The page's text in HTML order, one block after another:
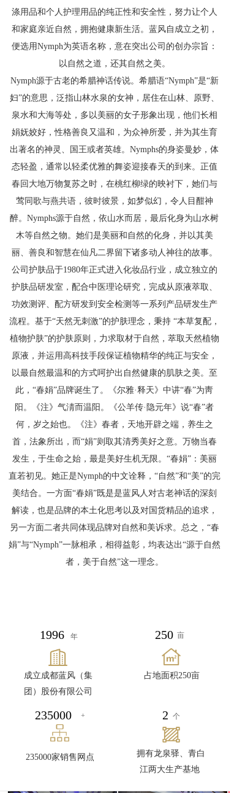
涤用品和个人护理用品的纯正性和安全性，努力让个人
和家庭亲近自然，拥抱健康新生活。蓝风自成立之初，
便选用Nymph为英语名称，意在突出公司的创办宗旨：
以自然之道，还其自然之美。
Nymph源于古老的希腊神话传说。希腊语“Nymph”是“新
妇”的意思，泛指山林水泉的女神，居住在山林、原野、
泉水和大海等处，多以美丽的女子形象出现，他们长相
娟妩姣好，性格善良又温和，为众神所爱，并为其生育
出著名的神灵、国王或者英雄。Nymphs的身姿曼妙，体
态轻盈，通常以轻柔优雅的舞姿迎接春天的到来。正值
春回大地万物复苏之时，在桃红柳绿的映衬下，她们与
莺同歌与燕共语，彼时彼景，如梦似幻，令人目酣神
醉。Nymphs源于自然，依山水而居，最后化身为山水树
木等自然之物。她们是美丽和自然的化身，并以其美
丽、善良和智慧在仙凡二界留下诸多动人神往的故事。
公司护肤品于1980年正式进入化妆品行业，成立独立的
护肤品研发室，配合中医理论研究，完成从原液萃取、
功效测评、配方研发到安全检测等一系列产品研发生产
流程。基于“天然无刺激”的护肤理念，秉持 “本草复配，
植物护肤”的护肤原则，力求取材于自然，萃取天然植物
原液，并运用高科技手段保证植物精华的纯正与安全，
以最自然最温和的方式呵护出自然健康的肌肤之美。至
此，“春娟”品牌诞生了。《尔雅·释天》中讲“春”为靑
阳。《注》气淸而温阳。《公羊传·隐元年》说“春”者
何，岁之始也。《注》春者，天地开辟之端，养生之
首，法象所出，而“娟”则取其清秀美好之意。万物当春
发生，于生命之始，最是美好生机无限。“春娟”：美丽
直若初见。她正是Nymph的中文诠释，“自然”和“美”的完
美结合。一方面“春娟”既是是蓝风人对古老神话的深刻
解读，也是品牌的本土化思考以及对国货精品的追求，
另一方面二者共同体现品牌对自然和美诉求。总之，“春
娟”与“Nymph”一脉相承，相得益彰，均表达出“源于自然
者，美于自然”这一理念。
1996 250
235000 2
年 亩
成立成都蓝风（集
团）股份有限公司
占地面积250亩
+ 个
235000家销售网点
拥有龙泉驿、青白
江两大生产基地